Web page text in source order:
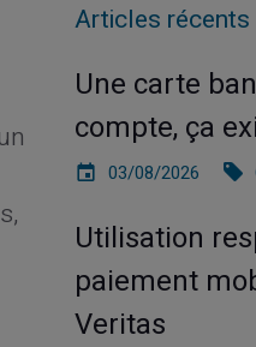
Articles récents
Une carte
compte, ça
03/08/2026
Utilisation
paiement
Veritas